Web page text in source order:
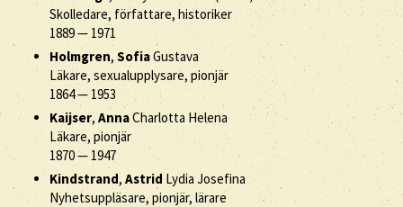
Skolledare, författare, historiker
1889— 1971
Holmgren,SofiaGustava
Läkare, sexualupplysare, pionjär
1864— 1953
Kaijser,AnnaCharlotta Helena
Läkare, pionjär
1870— 1947
Kindstrand, Astrid Lydia Josefina
Nyhetsuppläsare, pionjär, lärare